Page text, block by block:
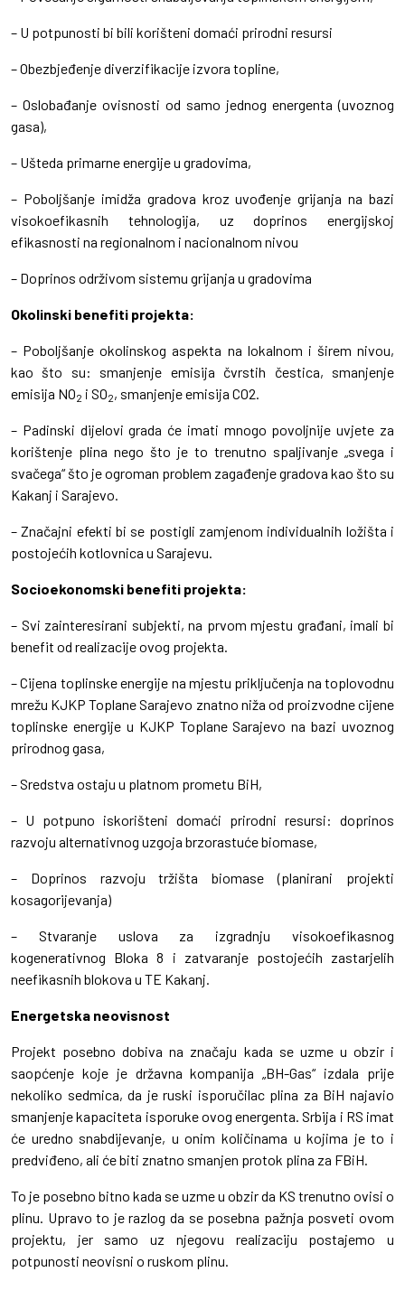
– U potpunosti bi bili korišteni domaći prirodni resursi
– Obezbjeđenje diverzifikacije izvora topline,
– Oslobađanje ovisnosti od samo jednog energenta (uvoznog
gasa),
– Ušteda primarne energije u gradovima,
– Poboljšanje imidža gradova kroz uvođenje grijanja na bazi
visokoefikasnih tehnologija, uz doprinos energijskoj
efikasnosti na regionalnom i nacionalnom nivou
– Doprinos održivom sistemu grijanja u gradovima
Okolinski benefiti projekta:
– Poboljšanje okolinskog aspekta na lokalnom i širem nivou,
kao što su: smanjenje emisija čvrstih čestica, smanjenje
emisija NO2 i SO2, smanjenje emisija CO2.
– Padinski dijelovi grada će imati mnogo povoljnije uvjete za
korištenje plina nego što je to trenutno spaljivanje „svega i
svačega“ što je ogroman problem zagađenje gradova kao što su
Kakanj i Sarajevo.
– Značajni efekti bi se postigli zamjenom individualnih ložišta i
postojećih kotlovnica u Sarajevu.
Socioekonomski benefiti projekta:
– Svi zainteresirani subjekti, na prvom mjestu građani, imali bi
benefit od realizacije ovog projekta.
– Cijena toplinske energije na mjestu priključenja na toplovodnu
mrežu KJKP Toplane Sarajevo znatno niža od proizvodne cijene
toplinske energije u KJKP Toplane Sarajevo na bazi uvoznog
prirodnog gasa,
– Sredstva ostaju u platnom prometu BiH,
– U potpuno iskorišteni domaći prirodni resursi: doprinos
razvoju alternativnog uzgoja brzorastuće biomase,
– Doprinos razvoju tržišta biomase (planirani projekti
kosagorijevanja)
– Stvaranje uslova za izgradnju visokoefikasnog
kogenerativnog Bloka 8 i zatvaranje postojećih zastarjelih
neefikasnih blokova u TE Kakanj.
Energetska neovisnost
Projekt posebno dobiva na značaju kada se uzme u obzir i
saopćenje koje je državna kompanija „BH-Gas“ izdala prije
nekoliko sedmica, da je ruski isporučilac plina za BiH najavio
smanjenje kapaciteta isporuke ovog energenta. Srbija i RS imat
će uredno snabdijevanje, u onim količinama u kojima je to i
predviđeno, ali će biti znatno smanjen protok plina za FBiH.
To je posebno bitno kada se uzme u obzir da KS trenutno ovisi o
plinu. Upravo to je razlog da se posebna pažnja posveti ovom
projektu, jer samo uz njegovu realizaciju postajemo u
potpunosti neovisni o ruskom plinu.